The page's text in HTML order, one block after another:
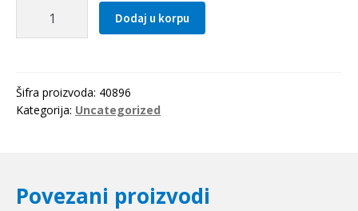
prsten
količina
Dodaj u korpu
Šifra proizvoda: 40896
Kategorija: Uncategorized
Povezani proizvodi